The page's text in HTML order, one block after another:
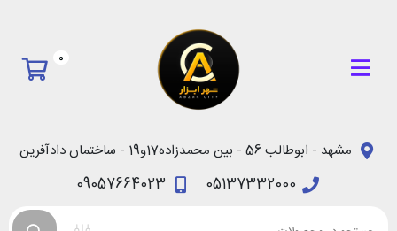
0
مشهد - ابوطالب 56 - بین محمدزاده17و19 - ساختمان دادآفرین
05137332000
09057664023